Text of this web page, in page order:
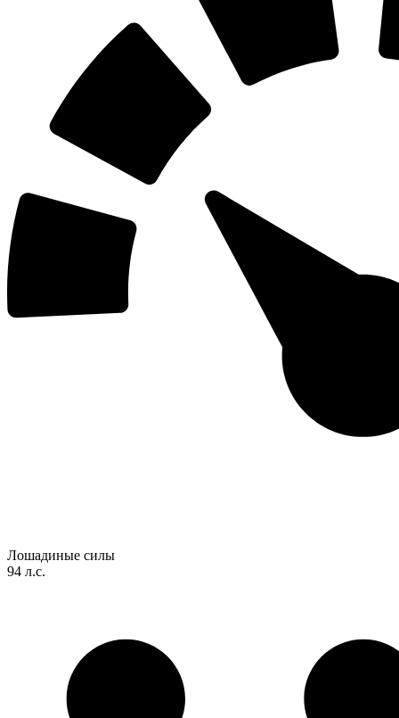
Лошадиные силы
94 л.с.